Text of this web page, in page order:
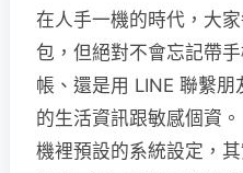
在人手一機的時代，大
包，但絕對不會忘記帶
帳、還是用 LINE 聯繫
的生活資訊跟敏感個資
機裡預設的系統設定，